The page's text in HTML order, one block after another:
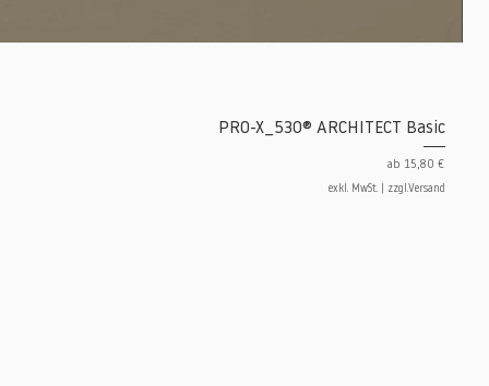
PRO-X_530® ARCHITECT Basic
ab 15,80 €
Sale-Preis
exkl. MwSt. zzgl.Versand